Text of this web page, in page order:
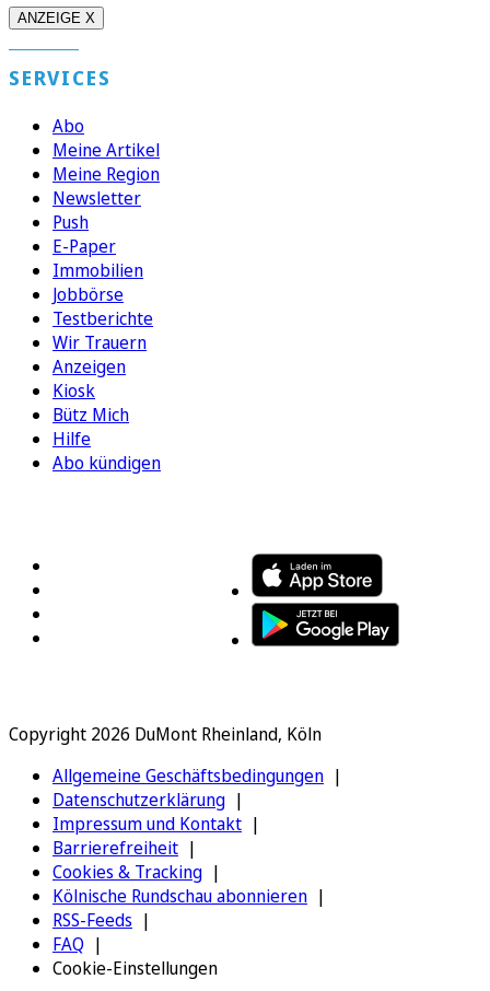
ANZEIGE X
SERVICES
Abo
Meine Artikel
Meine Region
Newsletter
Push
E-Paper
Immobilien
Jobbörse
Testberichte
Wir Trauern
Anzeigen
Kiosk
Bütz Mich
Hilfe
Abo kündigen
Copyright 2026 DuMont Rheinland, Köln
Allgemeine Geschäftsbedingungen
Datenschutzerklärung
Impressum und Kontakt
Barrierefreiheit
Cookies & Tracking
Kölnische Rundschau abonnieren
RSS-Feeds
FAQ
Cookie-Einstellungen